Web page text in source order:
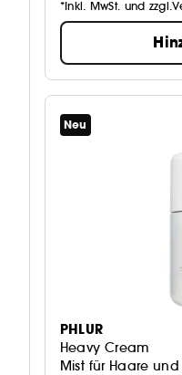
*Inkl. MwSt. und
Neu
PHLUR
Heavy Cream
Mist für Haare und